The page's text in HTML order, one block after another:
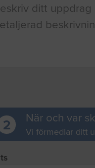
2 När och var
Vi förmedlar ditt